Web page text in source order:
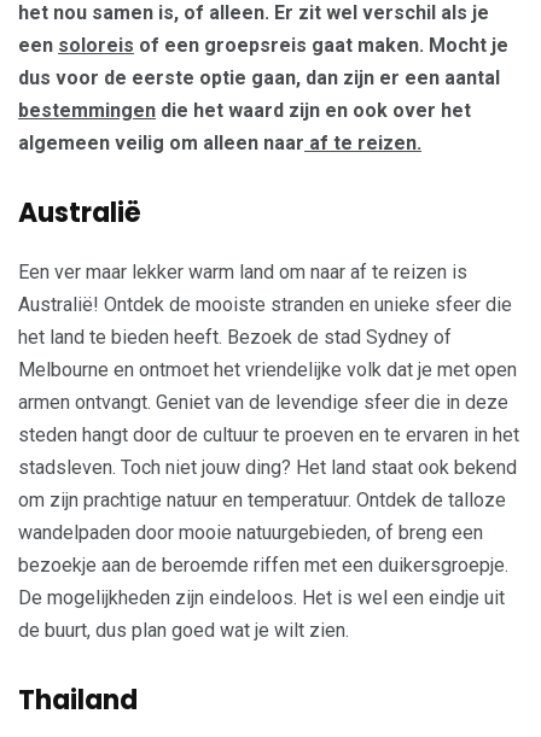
het nou samen is, of alleen. Er zit wel verschil als je
een soloreis of een groepsreis gaat maken. Mocht je
dus voor de eerste optie gaan, dan zijn er een aantal
bestemmingen die het waard zijn en ook over het
algemeen veilig om alleen naar af te reizen.
Australië
Een ver maar lekker warm land om naar af te reizen is
Australië! Ontdek de mooiste stranden en unieke sfeer die
het land te bieden heeft. Bezoek de stad Sydney of
Melbourne en ontmoet het vriendelijke volk dat je met open
armen ontvangt. Geniet van de levendige sfeer die in deze
steden hangt door de cultuur te proeven en te ervaren in het
stadsleven. Toch niet jouw ding? Het land staat ook bekend
om zijn prachtige natuur en temperatuur. Ontdek de talloze
wandelpaden door mooie natuurgebieden, of breng een
bezoekje aan de beroemde riffen met een duikersgroepje.
De mogelijkheden zijn eindeloos. Het is wel een eindje uit
de buurt, dus plan goed wat je wilt zien.
Thailand